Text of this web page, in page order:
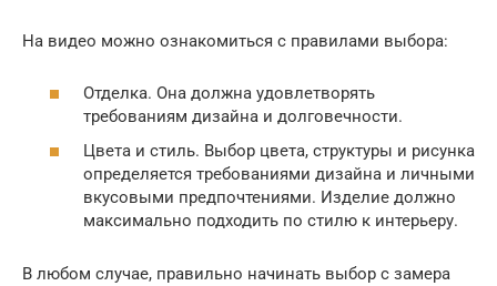
На видео можно ознакомиться с правилами выбора:
Отделка. Она должна удовлетворять
требованиям дизайна и долговечности.
Цвета и стиль. Выбор цвета, структуры и рисунка
определяется требованиями дизайна и личными
вкусовыми предпочтениями. Изделие должно
максимально подходить по стилю к интерьеру.
В любом случае, правильно начинать выбор с замера